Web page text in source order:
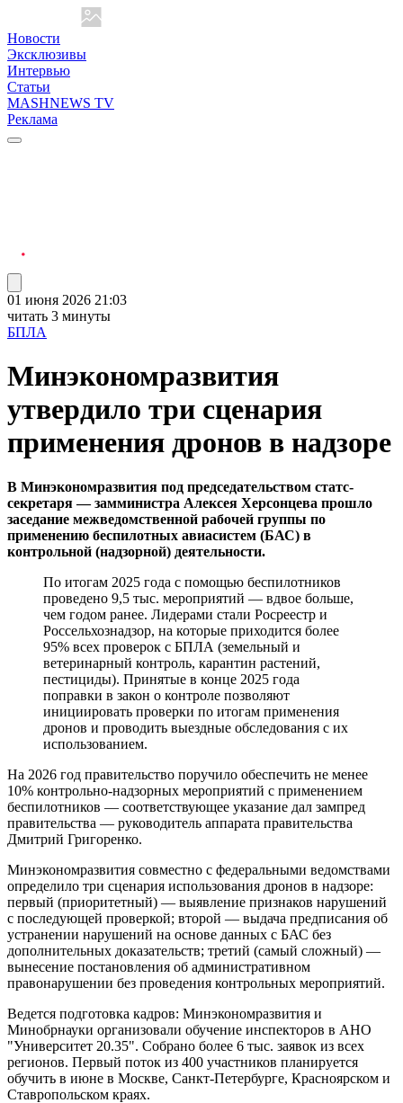
Новости
Эксклюзивы
Интервью
Статьи
MASHNEWS TV
Реклама
01 июня 2026 21:03
читать 3 минуты
БПЛА
Минэкономразвития
утвердило три сценария
применения дронов в надзоре
В Минэкономразвития под председательством статс-
секретаря — замминистра Алексея Херсонцева прошло
заседание межведомственной рабочей группы по
применению беспилотных авиасистем (БАС) в
контрольной (надзорной) деятельности.
По итогам 2025 года с помощью беспилотников
проведено 9,5 тыс. мероприятий — вдвое больше,
чем годом ранее. Лидерами стали Росреестр и
Россельхознадзор, на которые приходится более
95% всех проверок с БПЛА (земельный и
ветеринарный контроль, карантин растений,
пестициды). Принятые в конце 2025 года
поправки в закон о контроле позволяют
инициировать проверки по итогам применения
дронов и проводить выездные обследования с их
использованием.
На 2026 год правительство поручило обеспечить не менее
10% контрольно-надзорных мероприятий с применением
беспилотников — соответствующее указание дал зампред
правительства — руководитель аппарата правительства
Дмитрий Григоренко.
Минэкономразвития совместно с федеральными ведомствами
определило три сценария использования дронов в надзоре:
первый (приоритетный) — выявление признаков нарушений
с последующей проверкой; второй — выдача предписания об
устранении нарушений на основе данных с БАС без
дополнительных доказательств; третий (самый сложный) —
вынесение постановления об административном
правонарушении без проведения контрольных мероприятий.
Ведется подготовка кадров: Минэкономразвития и
Минобрнауки организовали обучение инспекторов в АНО
"Университет 20.35". Собрано более 6 тыс. заявок из всех
регионов. Первый поток из 400 участников планируется
обучить в июне в Москве, Санкт-Петербурге, Красноярском и
Ставропольском краях.